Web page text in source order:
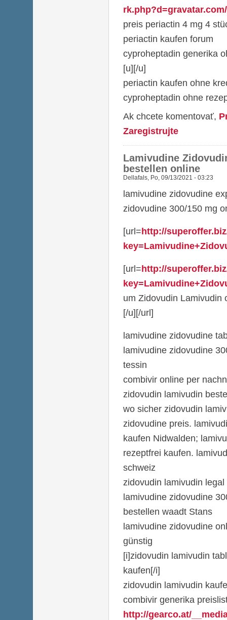
preis periactin 4 mg 4
periactin kaufen forum
cyproheptadin generika
[u][/u]
periactin kaufen ohne
cyproheptadin ohne
Ak chcete komentovať,
Zaregistrujte
Lamivudine
bestellen online
Dellafals, Po, 09/13/2021 - 03:23
lamivudine zidovudine
zidovudine 300/150 mg
[url=http://
[url=http://
um Zidovudin Lamivudin
[/u][/url]
lamivudine zidovudine
lamivudine zidovudine
tessin
combivir online per
zidovudin lamivudin
wo sicher zidovudin
zidovudine preis.
kaufen Nidwalden;
rezeptfrei kaufen.
schweiz
zidovudin lamivudin
lamivudine zidovudine
bestellen waadt Stans
lamivudine zidovudine
günstig
[i]zidovudin lamivudin
kaufen[/i]
zidovudin lamivudin
combivir generika
http://gearco.at/